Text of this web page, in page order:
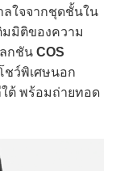
ลใจจากชุดชั้นใน
มมิติของความ
กชัน COS
ชว์พิเศษนอก
ต้ พร้อมถ่ายทอด